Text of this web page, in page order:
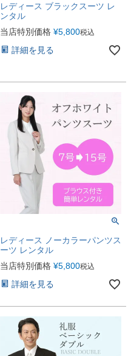
レディース ブラックスーツ レ
ンタル
当店特別価格 ¥5,800税込
詳細を見る
レディース ノーカラーパンツス
ーツ レンタル
当店特別価格 ¥5,800税込
詳細を見る